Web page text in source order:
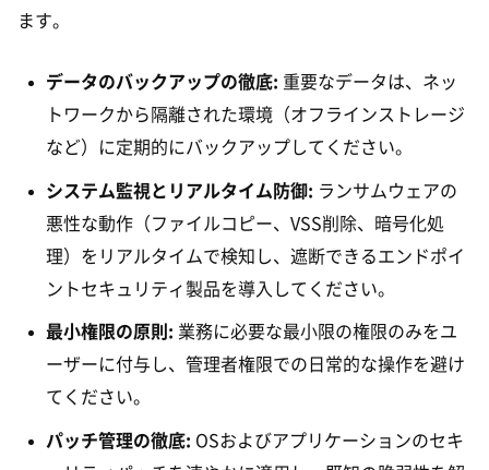
ます。
データのバックアップの徹底: 重要なデータは、ネッ
トワークから隔離された環境（オフラインストレージ
など）に定期的にバックアップしてください。
システム監視とリアルタイム防御: ランサムウェアの
悪性な動作（ファイルコピー、VSS削除、暗号化処
理）をリアルタイムで検知し、遮断できるエンドポイ
ントセキュリティ製品を導入してください。
最小権限の原則: 業務に必要な最小限の権限のみをユ
ーザーに付与し、管理者権限での日常的な操作を避け
てください。
パッチ管理の徹底: OSおよびアプリケーションのセキ